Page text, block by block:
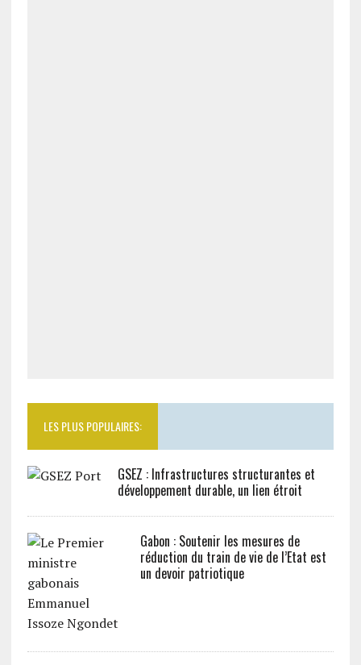
LES PLUS POPULAIRES:
GSEZ : Infrastructures structurantes et
développement durable, un lien étroit
Gabon : Soutenir les mesures de
réduction du train de vie de l’Etat est
un devoir patriotique